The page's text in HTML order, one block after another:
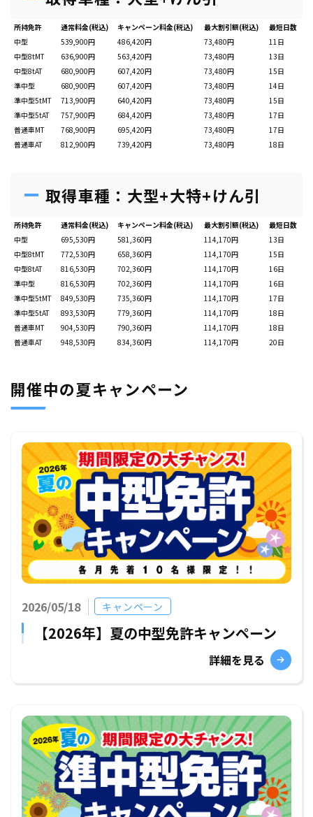
所持免許 通常料金(税込) キャンペーン料金(税込) 最大割引額(税込)
最短日数
中型
539,900円 486,420円 73,480円
11日
中型8tMT
636,900円 563,420円 73,480円
13日
中型8tAT
680,900円 607,420円 73,480円
15日
準中型
680,900円 607,420円 73,480円
14日
準中型5tMT
713,900円 640,420円 73,480円
15日
準中型5tAT
757,900円 684,420円 73,480円
17日
普通車MT
768,900円 695,420円 73,480円
17日
普通車AT
812,900円 739,420円 73,480円 18日
取得車種：大型+大特+けん引
所持免許 通常料金(税込) キャンペーン料金(税込) 最大割引額(税込)
最短日数
中型
695,530円 581,360円 114,170円
13日
中型8tMT
772,530円 658,360円 114,170円
15日
中型8tAT
816,530円 702,360円 114,170円
16日
準中型
816,530円 702,360円 114,170円
16日
準中型5tMT
849,530円 735,360円 114,170円
17日
準中型5tAT
893,530円 779,360円 114,170円
18日
普通車MT
904,530円 790,360円 114,170円
18日
普通車AT
948,530円 834,360円 114,170円 20日
開催中の夏キャンペーン
2026/05/18 キャンペーン
【2026年】夏の中型免許キャンペーン
詳細を見る